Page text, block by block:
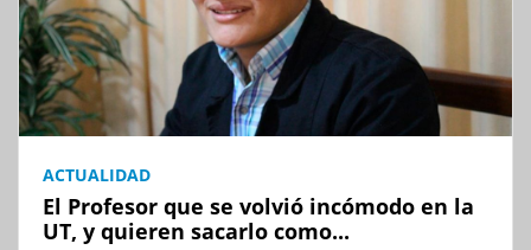
ACTUALIDAD
El Profesor que se volvió incómodo en la
UT, y quieren sacarlo como...